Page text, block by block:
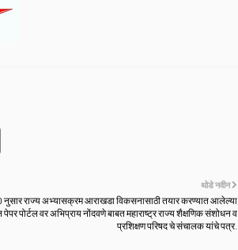
थोडे नवीन
नुसार राज्य अभ्यासक्रम आराखडा विकसनासाठी तयार करण्यात आलेल्या
पेपर पोर्टल वर अभिप्राय नोंदवणे बाबत महाराष्ट्र राज्य शैक्षणिक संशोधन व
प्रशिक्षण परिषद चे संचालक यांचे पत्र.